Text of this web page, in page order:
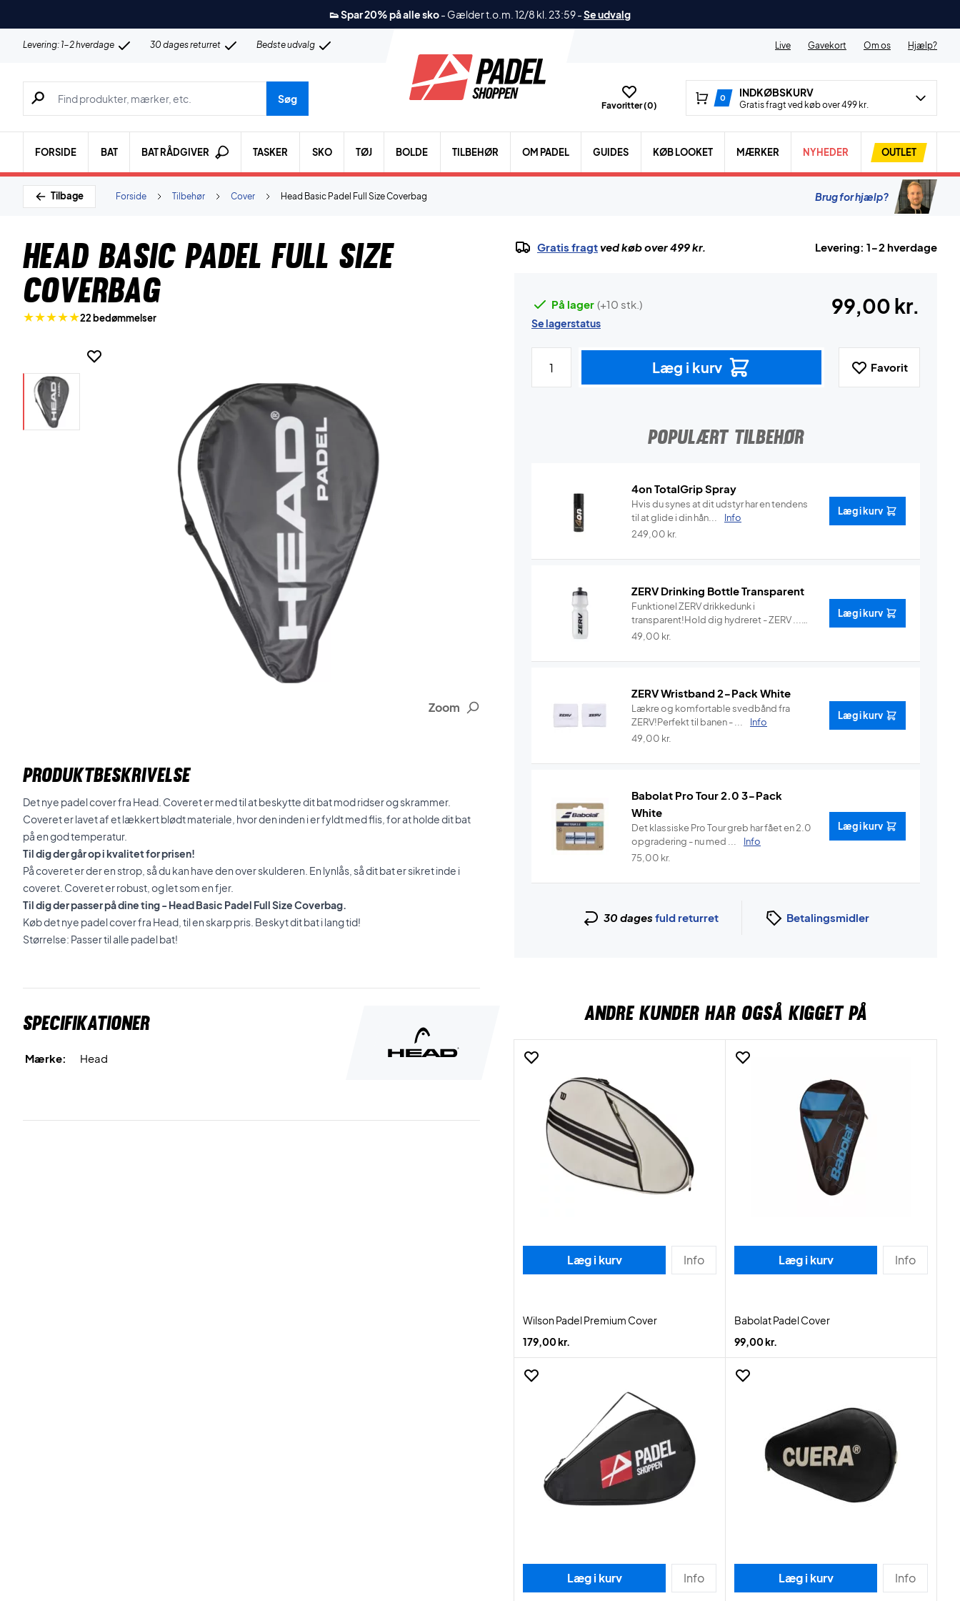
👟 Spar 20% på alle sko- Gælder t.o.m. 12/8 kl. 23:59-Se udvalg
Levering: 1-2 hverdage 30 dages returret Bedste udvalg Live Gavekort Om os Hjælp?
Søg efter produkter, mærker etc.
Søg
Favoritter (0)
0 INDKØBSKURV
Gratis fragt ved køb over 499 kr.
FORSIDE BAT BAT RÅDGIVER TASKER SKO TØJ BOLDE TILBEHØR OM PADEL GUIDES KØB LOOKET MÆRKER NYHEDER OUTLET
Tilbage Head Basic Padel Full Size Coverbag
Cover
Tilbehør
Forside Brug for hjælp?
Head Basic Padel Full Size
Coverbag
22 bedømmelser
Zoom
PRODUKTBESKRIVELSE
Det nye padel cover fra Head. Coveret er med til at beskytte dit bat mod ridser og skrammer.
Coveret er lavet af et lækkert blødt materiale, hvor den inden i er fyldt med flis, for at holde dit bat
på en god temperatur.
Til dig der går op i kvalitet for prisen!
På coveret er der en strop, så du kan have den over skulderen. En lynlås, så dit bat er sikret inde i
coveret. Coveret er robust, og let som en fjer.
Til dig der passer på dine ting - Head Basic Padel Full Size Coverbag.
Køb det nye padel cover fra Head, til en skarp pris. Beskyt dit bat i lang tid!
Størrelse: Passer til alle padel bat!
Specifikationer
Mærke: Head
Gratis fragtved køb over 499 kr. Levering: 1-2 hverdage
På lager (+10 stk.)
Se lagerstatus
99,00 kr.
Læg i kurv Favorit
POPULÆRT TILBEHØR
4on TotalGrip Spray
Hvis du synes at dit udstyr har en tendens
til at glide i din hån...
Info
249,00 kr.
Læg i kurv
ZERV Drinking Bottle Transparent
Funktionel ZERV drikkedunk i
transparent!Hold dig hydreret - ZERV ...
Info
49,00 kr.
Læg i kurv
ZERV Wristband 2-Pack White
Lækre og komfortable svedbånd fra
ZERV!Perfekt til banen - ...
Info
49,00 kr.
Læg i kurv
Babolat Pro Tour 2.0 3-Pack
White
Det klassiske Pro Tour greb har fået en 2.0
opgradering - nu med ...
Info
75,00 kr.
Læg i kurv
30 dages fuld returret Betalingsmidler
ANDRE KUNDER HAR OGSÅ KIGGET PÅ
Læg i kurv Info
Wilson Padel Premium Cover
179,00 kr.
Læg i kurv Info
Babolat Padel Cover
99,00 kr.
Læg i kurv Info Læg i kurv Info